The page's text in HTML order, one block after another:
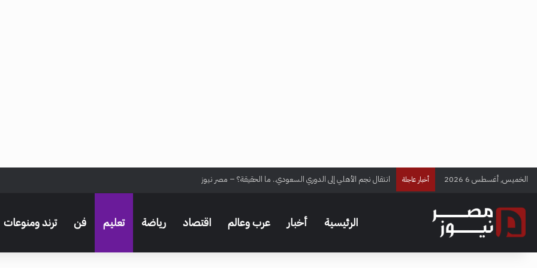
الخميس, أغسطس 6 2026 أخبار عاجلة انتقال نجم الأهلي إلى الدوري السعودي.. ما الحقيقة؟ – مصر نيوز
الرئيسية أخبار عرب وعالم اقتصاد رياضة تعليم فن ترند ومنوعات